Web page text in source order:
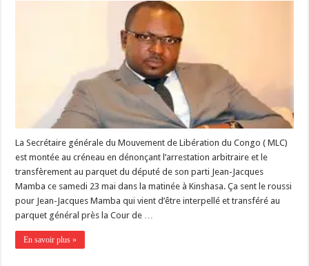
La Secrétaire générale du Mouvement de Libération du Congo ( MLC)
est montée au créneau en dénonçant l’arrestation arbitraire et le
transfèrement au parquet du député de son parti Jean-Jacques
Mamba ce samedi 23 mai dans la matinée à Kinshasa. Ça sent le roussi
pour Jean-Jacques Mamba qui vient d’être interpellé et transféré au
parquet général près la Cour de …
En savoir plus »